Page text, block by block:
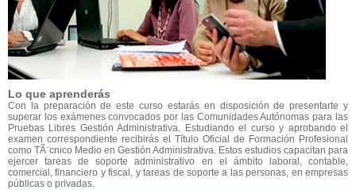
Lo que aprenderás
Con la preparación de este curso estarás en disposición de presentarte y
superar los exámenes convocados por las Comunidades Autónomas para las
Pruebas Libres Gestión Administrativa. Estudiando el curso y aprobando el
examen correspondiente recibirás el Título Oficial de Formación Profesional
como TÃ¨cnico Medio en Gestión Administrativa. Estos estudios capacitan para
ejercer tareas de soporte administrativo en el ámbito laboral, contable,
comercial, financiero y fiscal, y tareas de soporte a las personas, en empresas
públicas o privadas.